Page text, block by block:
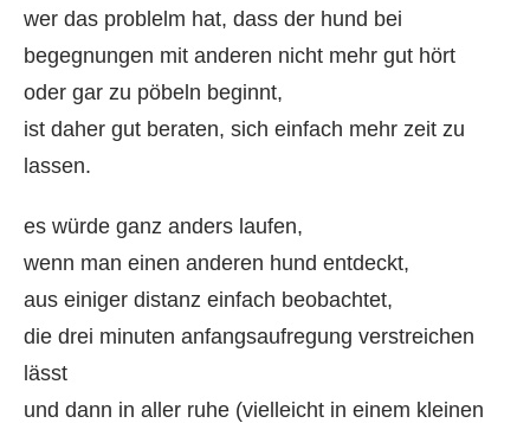
wer das problelm hat, dass der hund bei
begegnungen mit anderen nicht mehr gut hört
oder gar zu pöbeln beginnt,
ist daher gut beraten, sich einfach mehr zeit zu
lassen.
es würde ganz anders laufen,
wenn man einen anderen hund entdeckt,
aus einiger distanz einfach beobachtet,
die drei minuten anfangsaufregung verstreichen
lässt
und dann in aller ruhe (vielleicht in einem kleinen